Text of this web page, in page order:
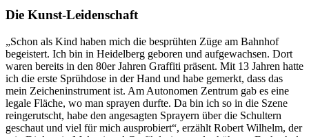
Die Kunst-Leidenschaft
„Schon als Kind haben mich die besprühten Züge am Bahnhof
begeistert. Ich bin in Heidelberg geboren und aufgewachsen. Dort
waren bereits in den 80er Jahren Graffiti präsent. Mit 13 Jahren hatte
ich die erste Sprühdose in der Hand und habe gemerkt, dass das
mein Zeicheninstrument ist. Am Autonomen Zentrum gab es eine
legale Fläche, wo man sprayen durfte. Da bin ich so in die Szene
reingerutscht, habe den angesagten Sprayern über die Schultern
geschaut und viel für mich ausprobiert“, erzählt Robert Wilhelm, der